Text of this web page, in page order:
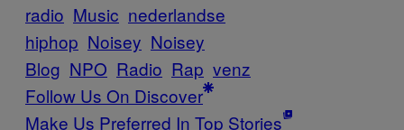
radio Music nederlandse
hiphop Noisey Noisey
Blog NPO Radio Rap venz
Follow Us On Discover
Make Us Preferred In Top Stories